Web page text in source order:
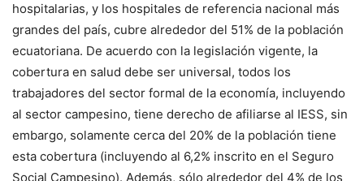
hospitalarias, y los hospitales de referencia nacional más
grandes del país, cubre alrededor del 51% de la población
ecuatoriana. De acuerdo con la legislación vigente, la
cobertura en salud debe ser universal, todos los
trabajadores del sector formal de la economía, incluyendo
al sector campesino, tiene derecho de afiliarse al IESS, sin
embargo, solamente cerca del 20% de la población tiene
esta cobertura (incluyendo al 6,2% inscrito en el Seguro
Social Campesino). Además, sólo alrededor del 4% de los